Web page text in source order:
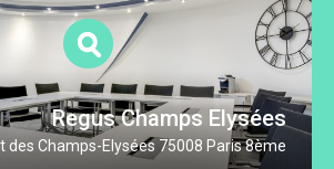
Regus Champs Elysées
des Champs-Elysées 75008 Paris 8ème